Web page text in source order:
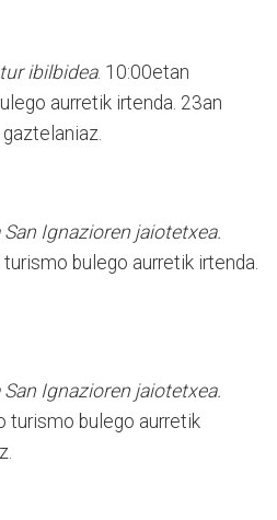
ibilbidea. 10:00etan
aurretik irtenda. 23an
Ignazioren jaiotetxea.
bulego aurretik irtenda.
Ignazioren jaiotetxea.
turismo bulego aurretik